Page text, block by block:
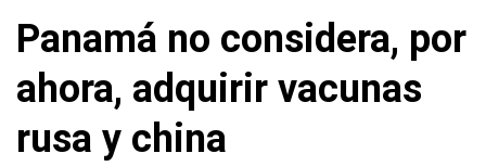
Panamá no considera, por
ahora, adquirir vacunas
rusa y china